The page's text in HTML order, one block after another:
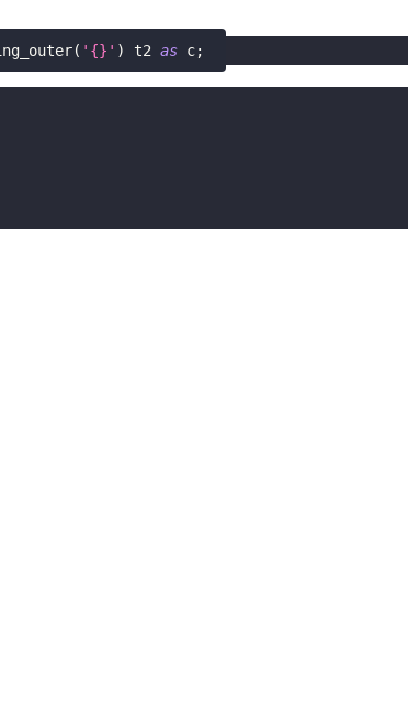
( '{}' ) t2 as c;